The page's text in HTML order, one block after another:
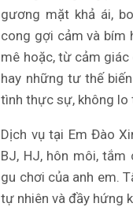
gương mặt khả ái,
cong gợi cảm và bím
mê hoặc, từ cảm
hay những tư thế
tình thực sự, không lo
Dịch vụ tại Em Đào
BJ, HJ, hôn môi, tắm
gu chơi của anh em.
tự nhiên và đầy hứng